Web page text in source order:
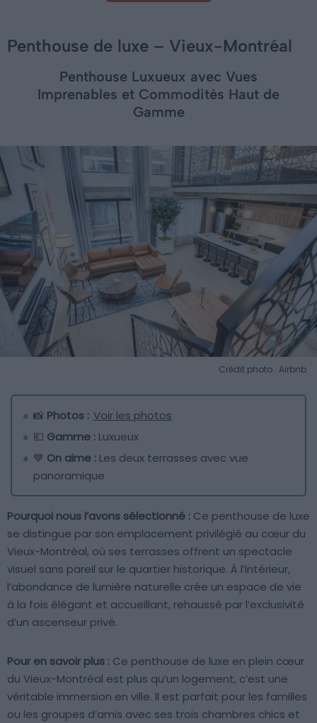
Penthouse de luxe – Vieux-Montréal
Penthouse Luxueux avec Vues
Imprenables et Commodités Haut de
Gamme
Crédit photo : Airbnb
📸 Photos : Voir les photos
💶 Gamme : Luxueux
💙 On aime : Les deux terrasses avec vue
panoramique
Pourquoi nous l’avons sélectionné : Ce penthouse de luxe
se distingue par son emplacement privilégié au cœur du
Vieux-Montréal, où ses terrasses offrent un spectacle
visuel sans pareil sur le quartier historique. À l’intérieur,
l’abondance de lumière naturelle crée un espace de vie
à la fois élégant et accueillant, rehaussé par l’exclusivité
d’un ascenseur privé.
Pour en savoir plus : Ce penthouse de luxe en plein cœur
du Vieux-Montréal est plus qu’un logement, c’est une
véritable immersion en ville. Il est parfait pour les familles
ou les groupes d’amis avec ses trois chambres chics et